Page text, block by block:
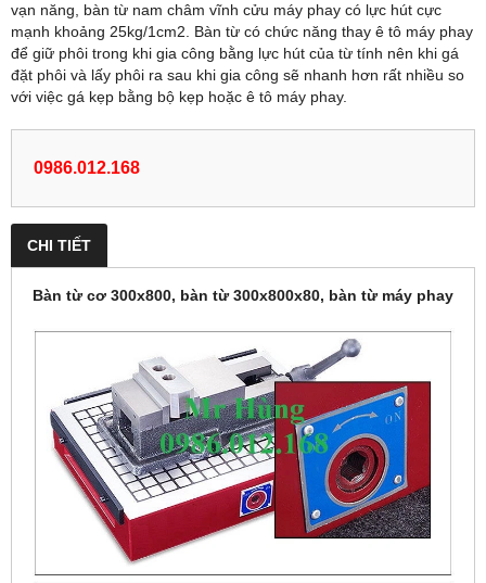
vạn năng, bàn từ nam châm vĩnh cửu máy phay có lực hút cực
mạnh khoảng 25kg/1cm2. Bàn từ có chức năng thay ê tô máy phay
để giữ phôi trong khi gia công bằng lực hút của từ tính nên khi gá
đặt phôi và lấy phôi ra sau khi gia công sẽ nhanh hơn rất nhiều so
với việc gá kẹp bằng bộ kẹp hoặc ê tô máy phay.
0986.012.168
CHI TIẾT
Bàn từ cơ 300x800, bàn từ 300x800x80, bàn từ máy phay